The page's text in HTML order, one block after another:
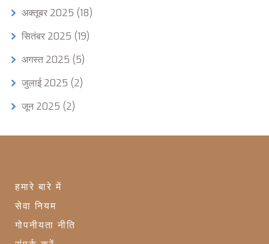
अक्तूबर 2025 (18)
सितंबर 2025 (19)
अगस्त 2025 (5)
जुलाई 2025 (2)
जून 2025 (2)
हमारे बारे में
सेवा नियम
गोपनीयता नीति